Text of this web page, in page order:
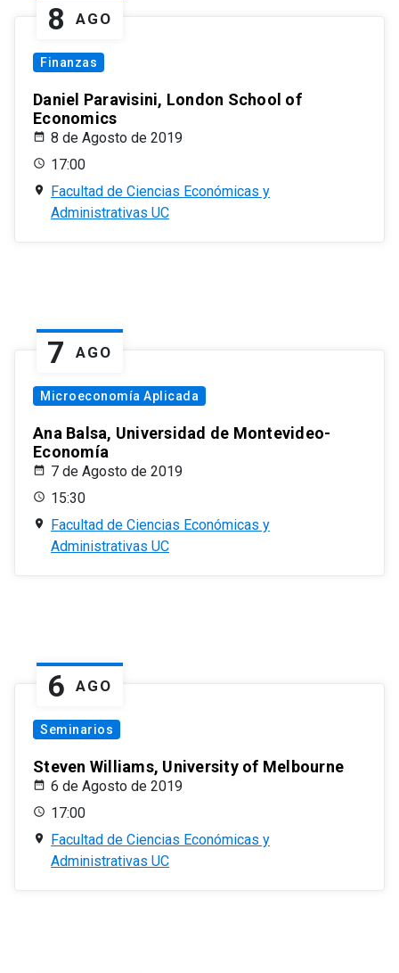
8 AGO
Finanzas
Daniel Paravisini, London School of
Economics
8 de Agosto de 2019
17:00
Facultad de Ciencias Económicas y
Administrativas UC
7 AGO
Microeconomía Aplicada
Ana Balsa, Universidad de Montevideo-
Economía
7 de Agosto de 2019
15:30
Facultad de Ciencias Económicas y
Administrativas UC
6 AGO
Seminarios
Steven Williams, University of Melbourne
6 de Agosto de 2019
17:00
Facultad de Ciencias Económicas y
Administrativas UC